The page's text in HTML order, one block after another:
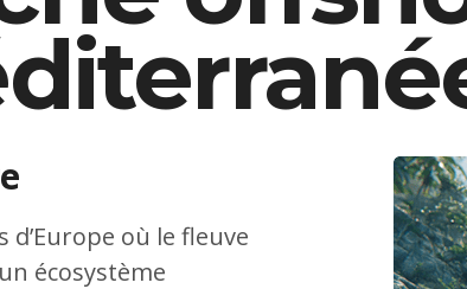
d’Europe où le fleuve
écosystème